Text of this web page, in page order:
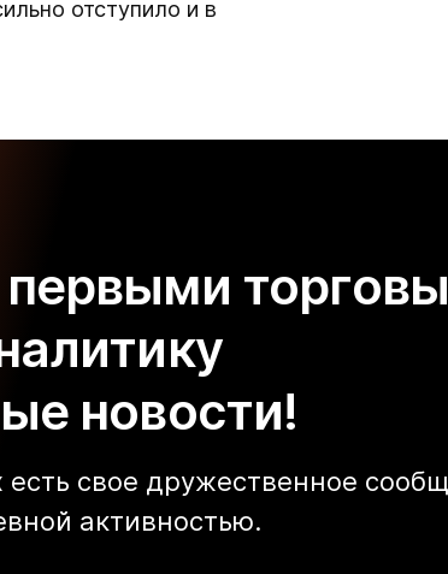
отступило и в
новости!
свое дружественное
активностью.